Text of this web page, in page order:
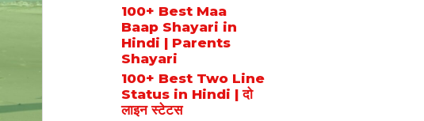
100+ Best Maa
Baap Shayari in
Hindi | Parents
Shayari
100+ Best Two Line
Status in Hindi | दो
लाइन स्टेटस